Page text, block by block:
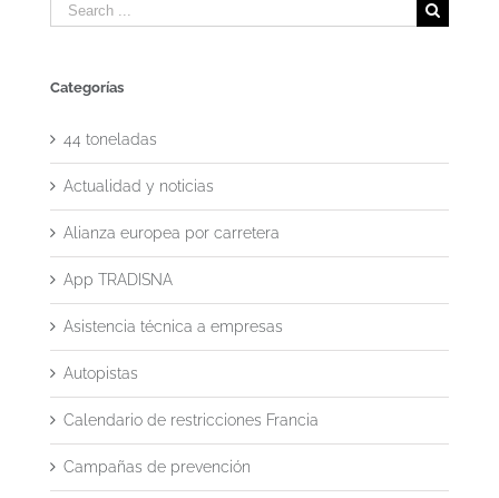
Search
for:
Categorías
44 toneladas
Actualidad y noticias
Alianza europea por carretera
App TRADISNA
Asistencia técnica a empresas
Autopistas
Calendario de restricciones Francia
Campañas de prevención